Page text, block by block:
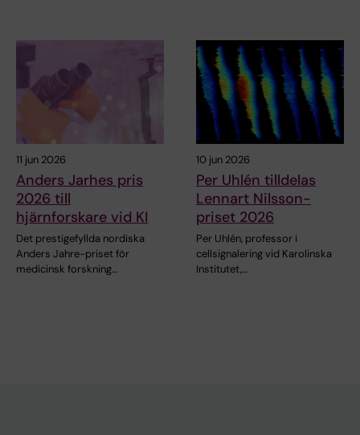
11 jun 2026
Anders Jarhes pris
2026 till
hjärnforskare vid KI
Det prestigefyllda nordiska
Anders Jahre-priset för
medicinsk forskning…
10 jun 2026
Per Uhlén tilldelas
Lennart Nilsson-
priset 2026
Per Uhlén, professor i
cellsignalering vid Karolinska
Institutet,…